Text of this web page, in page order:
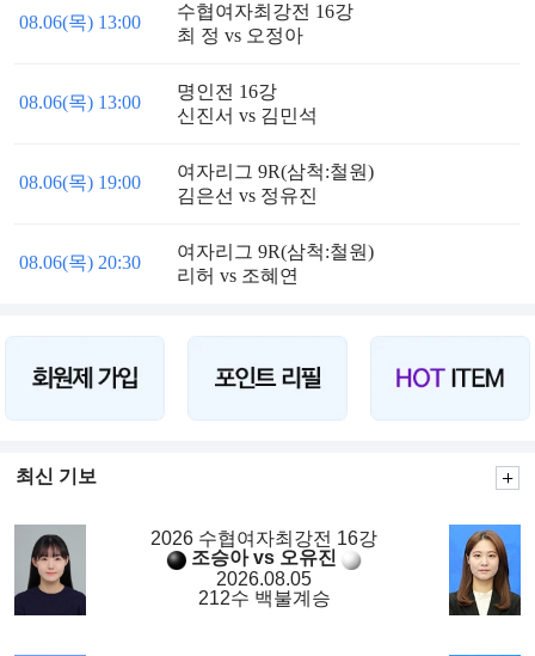
08.06(목) 13:00
수협여자최강전 16강
최 정 vs 오정아
08.06(목) 13:00
명인전 16강
신진서 vs 김민석
08.06(목) 19:00
여자리그 9R(삼척:철원)
김은선 vs 정유진
08.06(목) 20:30
여자리그 9R(삼척:철원)
리허 vs 조혜연
최신 기보
2026 수협여자최강전 16강
조승아 vs 오유진
2026.08.05
212수 백불계승